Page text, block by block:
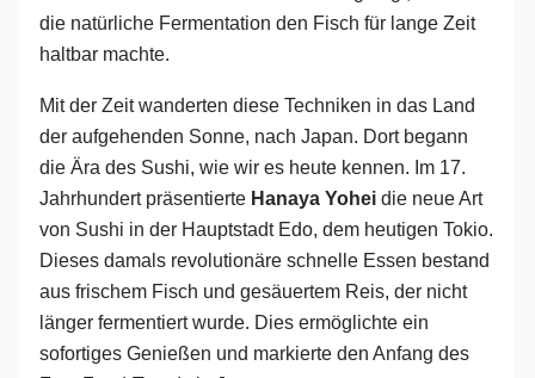
die natürliche Fermentation den Fisch für lange Zeit
haltbar machte.
Mit der Zeit wanderten diese Techniken in das Land
der aufgehenden Sonne, nach Japan. Dort begann
die Ära des Sushi, wie wir es heute kennen. Im 17.
Jahrhundert präsentierte Hanaya Yohei die neue Art
von Sushi in der Hauptstadt Edo, dem heutigen Tokio.
Dieses damals revolutionäre schnelle Essen bestand
aus frischem Fisch und gesäuertem Reis, der nicht
länger fermentiert wurde. Dies ermöglichte ein
sofortiges Genießen und markierte den Anfang des